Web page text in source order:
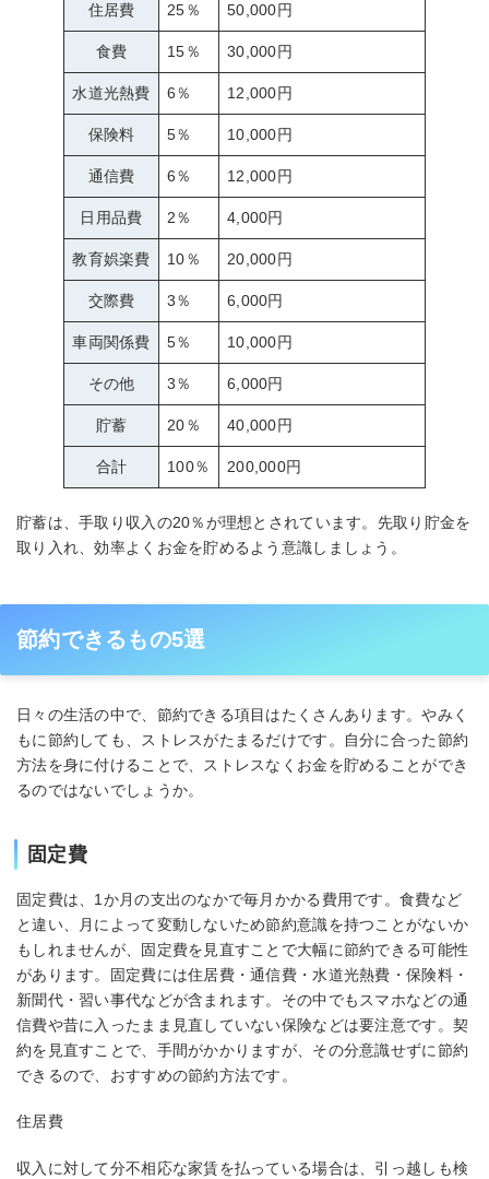
住居費 25％ 50,000円
食費 15％ 30,000円
水道光熱費 6％ 12,000円
保険料 5％ 10,000円
通信費 6％ 12,000円
日用品費 2％ 4,000円
教育娯楽費 10％ 20,000円
交際費 3％ 6,000円
車両関係費 5％ 10,000円
その他 3％ 6,000円
貯蓄 20％ 40,000円
合計 100％ 200,000円
貯蓄は、手取り収入の20％が理想とされています。先取り貯金を
取り入れ、効率よくお金を貯めるよう意識しましょう。
節約できるもの5選
日々の生活の中で、節約できる項目はたくさんあります。やみく
もに節約しても、ストレスがたまるだけです。自分に合った節約
方法を身に付けることで、ストレスなくお金を貯めることができ
るのではないでしょうか。
固定費
固定費は、1か月の支出のなかで毎月かかる費用です。食費など
と違い、月によって変動しないため節約意識を持つことがないか
もしれませんが、固定費を見直すことで大幅に節約できる可能性
があります。固定費には住居費・通信費・水道光熱費・保険料・
新聞代・習い事代などが含まれます。その中でもスマホなどの通
信費や昔に入ったまま見直していない保険などは要注意です。契
約を見直すことで、手間がかかりますが、その分意識せずに節約
できるので、おすすめの節約方法です。
住居費
収入に対して分不相応な家賃を払っている場合は、引っ越しも検